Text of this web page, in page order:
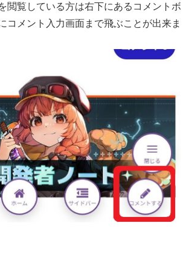
閲覧している方は右下にあるコメントボ
コメント入力画面まで飛ぶことが出来ま